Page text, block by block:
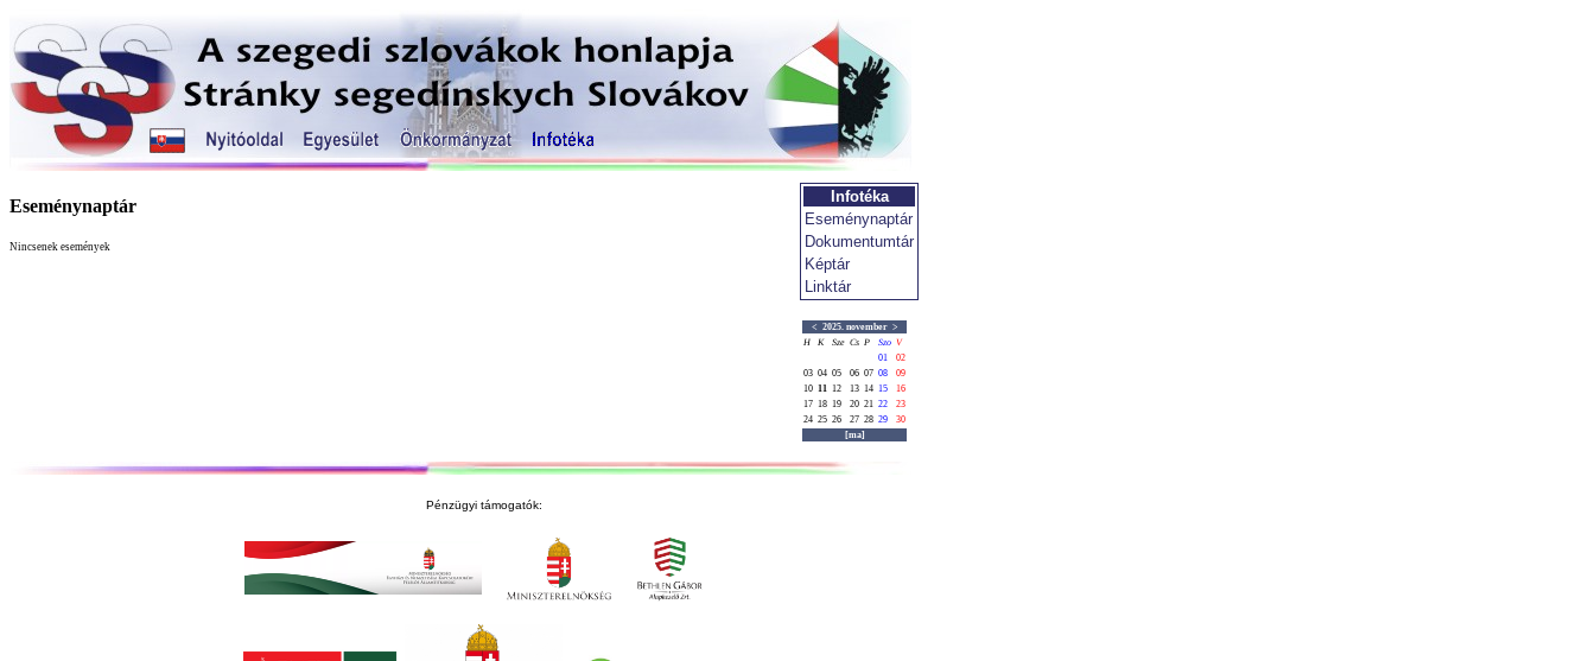
Eseménynaptár
Nincsenek események
Infotéka
Eseménynaptár
Dokumentumtár
Képtár
Linktár
< 2025. november >
H
K Sze Cs P Szo V
01
02
03 04 05 06 07 08
09
10 11 12 13 14 15
16
17 18 19 20 21 22
23
24 25 26 27 28 29
30
[ma]
Pénzügyi támogatók: